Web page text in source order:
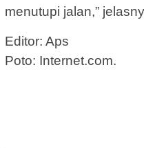
menutupi jalan,”
Editor: Aps
Poto: Internet.com.